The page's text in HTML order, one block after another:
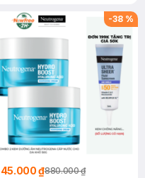
-38 %
₫880.000 ₫